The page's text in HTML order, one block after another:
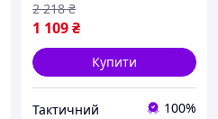
Ne2kx
1 109₴
2 218 ₴
Купити
Тактичний 100%